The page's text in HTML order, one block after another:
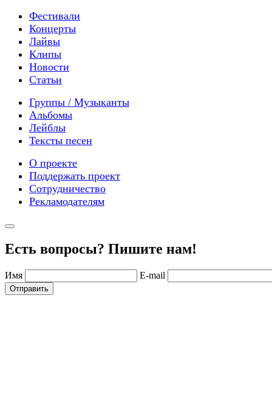
Фестивали
Концерты
Лайвы
Клипы
Новости
Статьи
Группы / Музыканты
Альбомы
Лейблы
Тексты песен
О проекте
Поддержать проект
Сотрудничество
Рекламодателям
Есть вопросы? Пишите нам!
Имя E-mail